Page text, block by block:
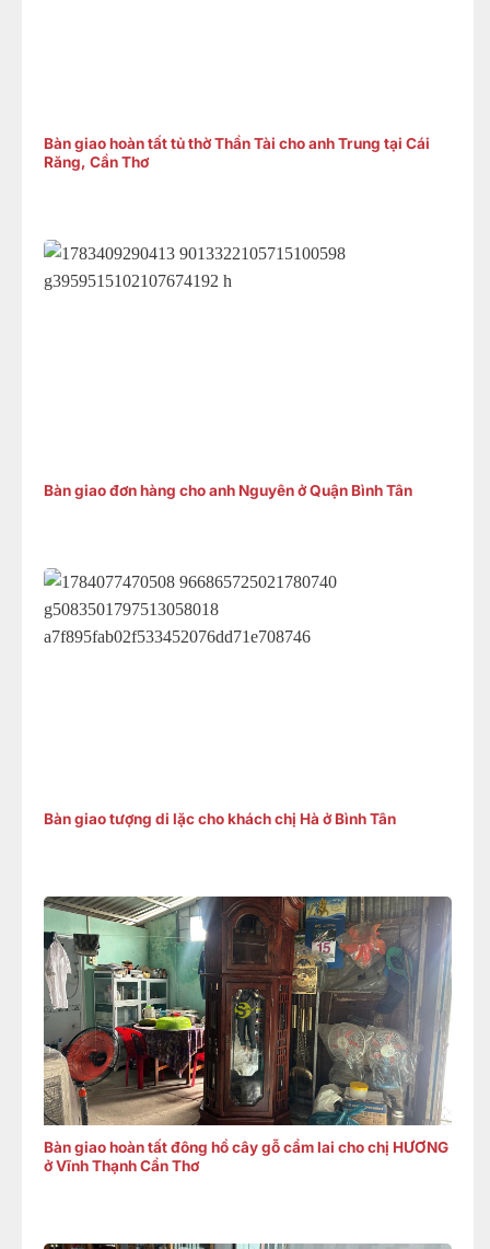
Bàn giao hoàn tất tủ thờ Thần Tài cho anh Trung tại Cái
Răng, Cần Thơ
Bàn giao đơn hàng cho anh Nguyên ở Quận Bình Tân
Bàn giao tượng di lặc cho khách chị Hà ở Bình Tân
Bàn giao hoàn tất đông hồ cây gỗ cẩm lai cho chị HƯƠNG
ở Vĩnh Thạnh Cần Thơ